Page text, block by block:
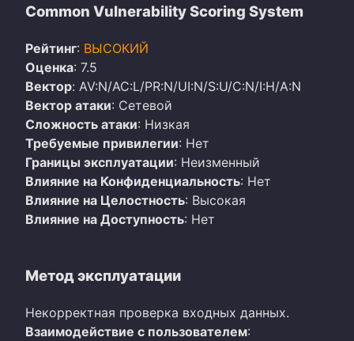
Common Vulnerability Scoring System
Рейтинг: ВЫСОКИЙ
Оценка: 7.5
Вектор: AV:N/AC:L/PR:N/UI:N/S:U/C:N/I:H/A:N
Вектор атаки: Сетевой
Сложность атаки: Низкая
Требуемые привилегии: Нет
Границы эксплуатации: Неизменный
Влияние на Конфиденциальность: Нет
Влияние на Целостность: Высокая
Влияние на Доступность: Нет
Метод эксплуатации
Некорректная проверка входных данных.
Взаимодействие с пользователем: